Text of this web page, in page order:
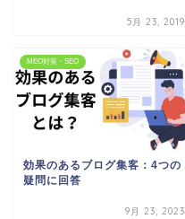
5月 23, 2019
MEO対策・SEO
効果のあるブログ集客：4つの
疑問に回答
9月 23, 2023